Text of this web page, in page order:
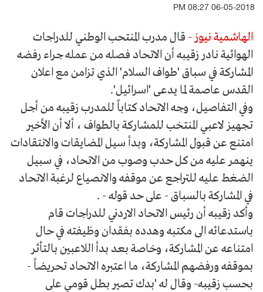
06-05-2018 08:27 PM
الهاشمية نيوز - قال مدرب المنتحب الوطني للدراجات
الهوائية نادر زقيبه أن الاتحاد فصله من عمله جراء رفضه
المشاركة في سباق 'طواف السلام' الذي تزامن مع اعلان
القدس عاصمة لما يدعى 'اسرائيل'.
وفي التفاصيل، وجه الاتحاد كتاباً للمدرب زقيبه من أجل
تجهيز لاعبي المنتخب للمشاركة بالطواف ، ألا أن الأخير
امتنع عن قبول المشاركة، وبدأ سيل المضايقات والانتقادات
ينهمر عليه من كل حدب وصوب من الاتحاد، في سبيل
الضغط عليه للتراجع عن موقفه والانصياع لرغبة الاتحاد
في المشاركة بالسباق - على حد قوله - .
وأكد زقيبه أن رئيس الاتحاد الاردني للدراجات قام
باستدعائه الى مكتبه وهدده بفقدان وظيفته في حال
امتناعه عن المشاركة، وخاصة بعد بدأ اللاعبين بالتأثر
بموقفه ورفضهم المشاركة، ما اعتبره الاتحاد تحريضاً -
بحسب زقيبه- وقال له 'بدك تصير بطل قومي على